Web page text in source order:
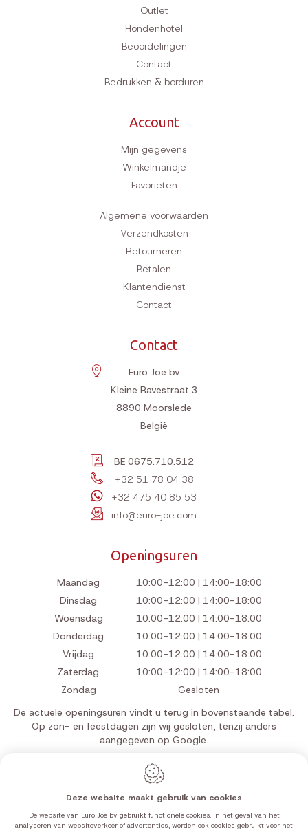
Outlet
Hondenhotel
Beoordelingen
Contact
Bedrukken & borduren
Account
Mijn gegevens
Winkelmandje
Favorieten
Algemene voorwaarden
Verzendkosten
Retourneren
Betalen
Klantendienst
Contact
Contact
Euro Joe bv
Kleine Ravestraat 3
8890 Moorslede
België
BE 0675.710.512
+32 51 78 04 38
+32 475 40 85 53
info@euro-joe.com
Openingsuren
Maandag
10:00-12:00 | 14:00-18:00
Dinsdag
10:00-12:00 | 14:00-18:00
Woensdag
10:00-12:00 | 14:00-18:00
Donderdag
10:00-12:00 | 14:00-18:00
Vrijdag
10:00-12:00 | 14:00-18:00
Zaterdag
10:00-12:00 | 14:00-18:00
Zondag
Gesloten
De actuele openingsuren vindt u terug in bovenstaande tabel.
Op zon- en feestdagen zijn wij gesloten, tenzij anders
aangegeven op Google.
Webdesign by IDcreation 2026
Cookie policy
Deze website maakt gebruik van cookies
De website van Euro Joe bv gebruikt functionele cookies. In het geval van het
analyseren van websiteverkeer of advertenties, worden ook cookies gebruikt voor het